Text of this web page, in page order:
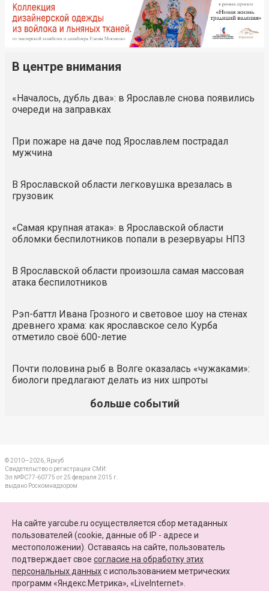
В центре внимания
«Началось, дубль два»: в Ярославле снова появились
очереди на заправках
При пожаре на даче под Ярославлем пострадал
мужчина
В Ярославской области легковушка врезалась в
грузовик
«Самая крупная атака»: в Ярославской области
обломки беспилотников попали в резервуары НПЗ
В Ярославской области произошла самая массовая
атака беспилотников
Рэп-баттл Ивана Грозного и световое шоу на стенах
древнего храма: как ярославское село Курба
отметило своё 600-летие
Почти половина рыб в Волге оказалась «чужаками»:
биологи предлагают делать из них шпроты
больше событий
© 2010—2026, Яркуб
Свидетельство о регистрации СМИ:
Эл №ФС77-60775 от 25 февраля 2015 г.
выдано Роскомнадзором
ПАРТНЕРЫ
КАРТА САЙТА
+7 (4852) 64-15-52
На сайте yarcube.ru осуществляется сбор метаданных
пользователей (cookie, данные об IP - адресе и
местоположении). Оставаясь на сайте, пользователь
подтверждает свое согласие на обработку этих
персональных данныхc использованием метрических
программ «Яндекс.Метрика», «LiveInternet».